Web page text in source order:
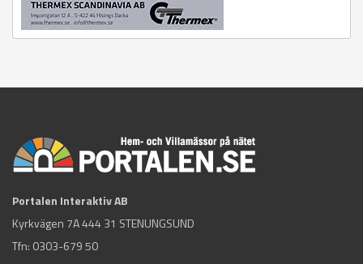
Portalen Interaktiv AB
Kyrkvägen 7A 444 31 STENUNGSUND
Tfn: 0303-679 50